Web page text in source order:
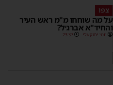
צפו
על מה שוחחו מ"מ ראש העיר
והחיד"א אברג׳ל?
יוסי יחזקאלי 23:37